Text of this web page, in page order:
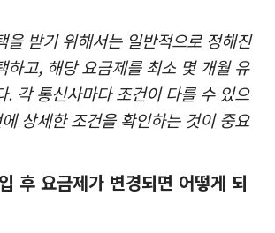
을 받기 위해서는 일반적으로 정해진
하고, 해당 요금제를 최소 몇 개월 유
. 각 통신사마다 조건이 다를 수 있으
상세한 조건을 확인하는 것이 중요
후 요금제가 변경되면 어떻게 되